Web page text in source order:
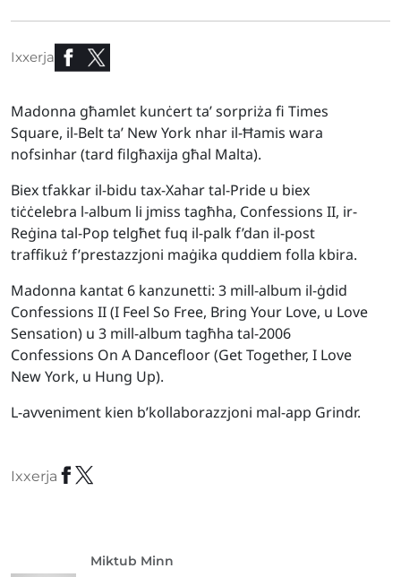
Ixxerja
Madonna għamlet kunċert ta’ sorpriża fi Times
Square, il-Belt ta’ New York nhar il-Ħamis wara
nofsinhar (tard filgħaxija għal Malta).
Biex tfakkar il-bidu tax-Xahar tal-Pride u biex
tiċċelebra l-album li jmiss tagħha, Confessions II, ir-
Reġina tal-Pop telgħet fuq il-palk f’dan il-post
traffikuż f’prestazzjoni maġika quddiem folla kbira.
Madonna kantat 6 kanzunetti: 3 mill-album il-ġdid
Confessions II (I Feel So Free, Bring Your Love, u Love
Sensation) u 3 mill-album tagħha tal-2006
Confessions On A Dancefloor (Get Together, I Love
New York, u Hung Up).
L-avveniment kien b’kollaborazzjoni mal-app Grindr.
Ixxerja
Miktub Minn